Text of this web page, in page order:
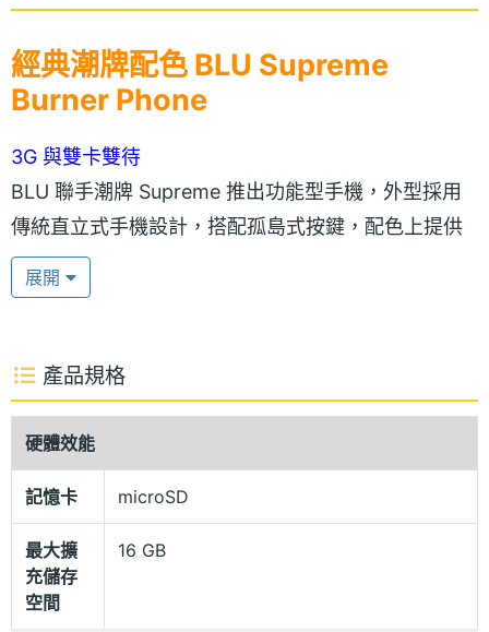
經典潮牌配色 BLU Supreme
Burner Phone
3G 與雙卡雙待
BLU 聯手潮牌 Supreme 推出功能型手機，外型採用
傳統直立式手機設計，搭配孤島式按鍵，配色上提供
紅、黑兩種底色，並在背蓋印有白底 Supreme 標誌，
以此呼應 Supreme 的招牌設計風格；機身頂部設有吊
BLU Supreme Burner Phone 支援 3G 與雙卡雙待，
擁有最高 16GB ROM 的記憶卡擴充。此外，後置單鏡
頭主相機、LED 補光燈，可隨時捕捉精彩的潮流時
刻。
展開
產品規格
硬體效能
記憶卡 microSD
最大擴
充儲存
空間
16 GB